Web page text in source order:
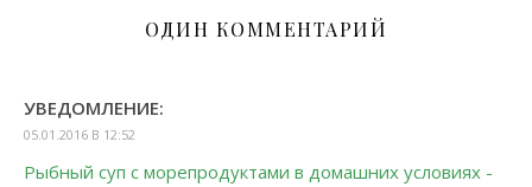
ОДИН КОММЕНТАРИЙ
УВЕДОМЛЕНИЕ:
05.01.2016 В 12:52
Рыбный суп с морепродуктами в домашних условиях -